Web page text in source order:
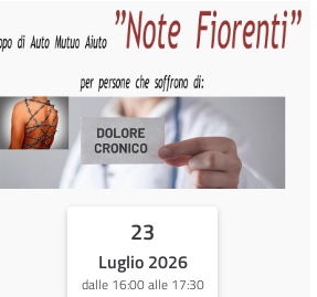
23
Luglio 2026
dalle 16:00 alle 17:30